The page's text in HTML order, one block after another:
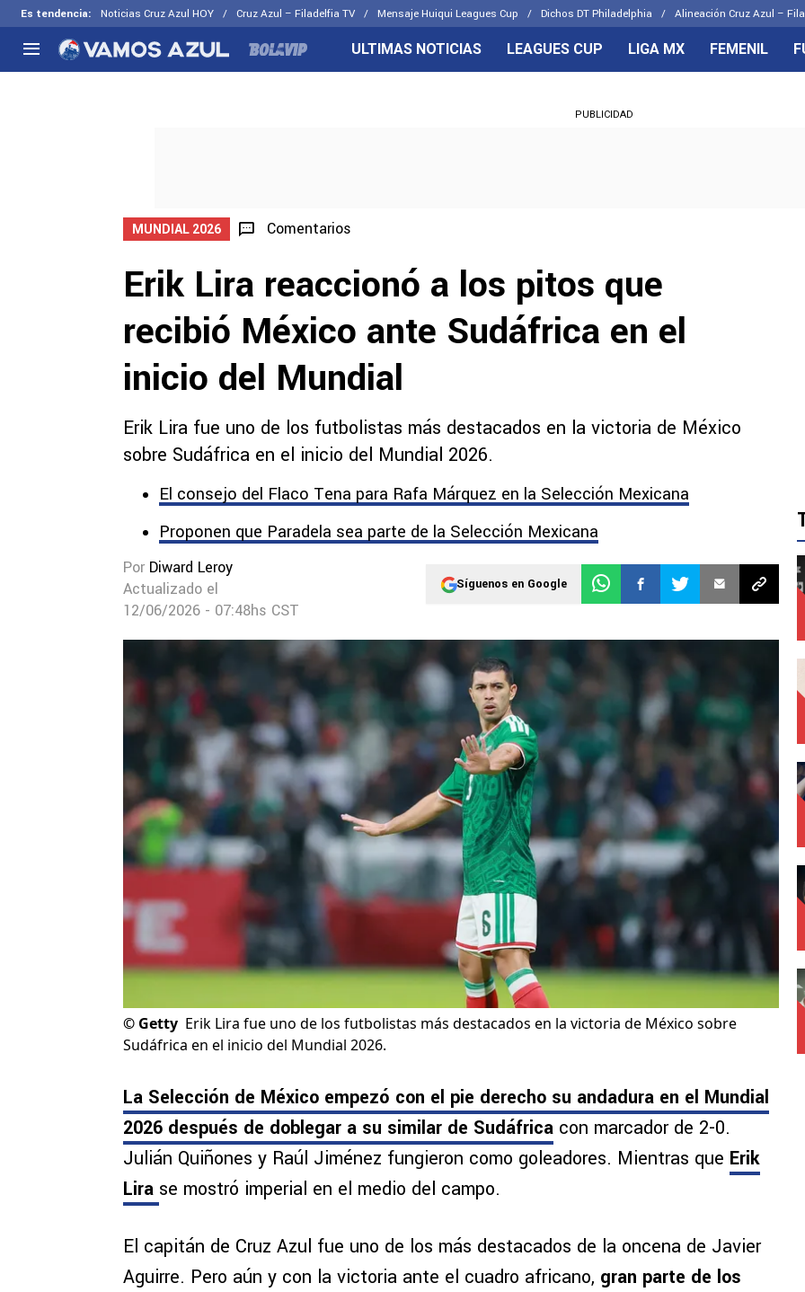
Es tendencia: Noticias Cruz Azul HOY Cruz Azul – Filadelfia TV Mensaje Huiqui Leagues Cup Dichos DT Philadelphia Alineación Cruz Azul –
Selección Mexicana
CELESTES
ULTIMAS NOTICIAS LEAGUES CUP LIGA MX FEMENIL
PUBLICIDAD
MUNDIAL 2026 Comentarios
Erik Lira reaccionó a los pitos que
recibió México ante Sudáfrica en el
inicio del Mundial
Erik Lira fue uno de los futbolistas más destacados en la victoria de México
sobre Sudáfrica en el inicio del Mundial 2026.
El consejo del Flaco Tena para Rafa Márquez en la Selección Mexicana
Proponen que Paradela sea parte de la Selección Mexicana
Por Diward Leroy
Actualizado el
12/06/2026 - 07:48hs CST
Síguenos en Google
© Getty Erik Lira fue uno de los futbolistas más destacados en la victoria de México sobre
Sudáfrica en el inicio del Mundial 2026.
La Selección de México empezó con el pie derecho su andadura en el Mundial
2026 después de doblegar a su similar de Sudáfrica con marcador de 2-0.
Julián Quiñones y Raúl Jiménez fungieron como goleadores. Mientras que Erik
Lira se mostró imperial en el medio del campo.
El capitán de Cruz Azul fue uno de los más destacados de la oncena de Javier
Aguirre. Pero aún y con la victoria ante el cuadro africano, gran parte de los